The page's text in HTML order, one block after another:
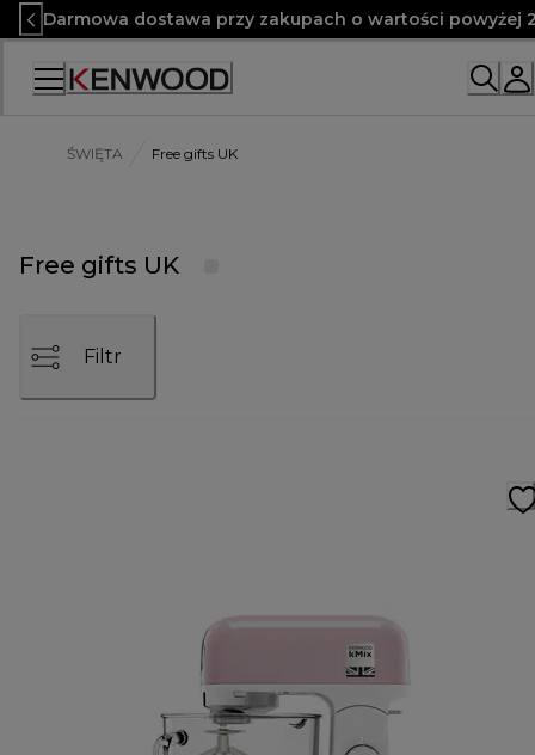
Skip
to
Content
Darmowa dostawa przy zakupach o wartości powyżej
ŚWIĘTA Free gifts UK
Free gifts UK
Filtr